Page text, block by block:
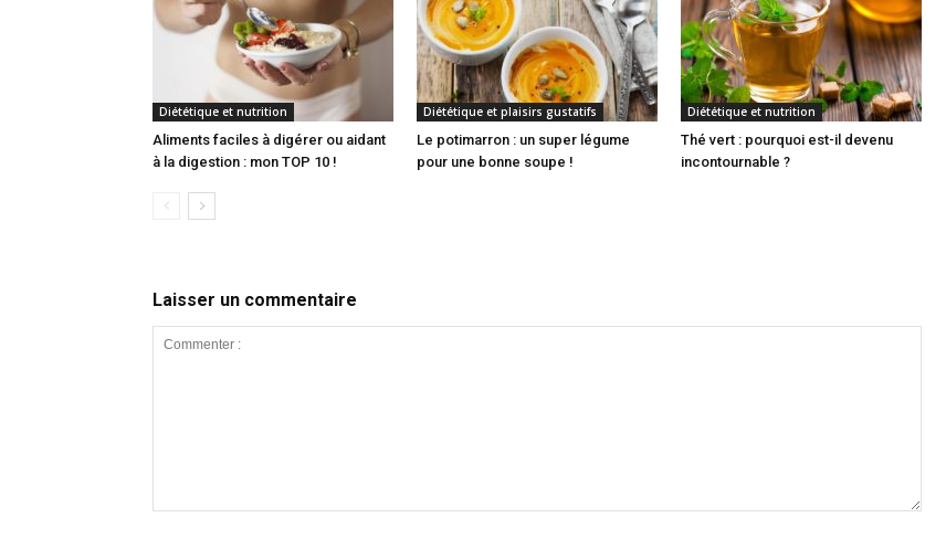
Diététique et nutrition
Aliments faciles à digérer ou aidant
à la digestion : mon TOP 10 !
Diététique et plaisirs gustatifs
Le potimarron : un super légume
pour une bonne soupe !
Diététique et nutrition
Thé vert : pourquoi est-il devenu
incontournable ?
Laisser un commentaire